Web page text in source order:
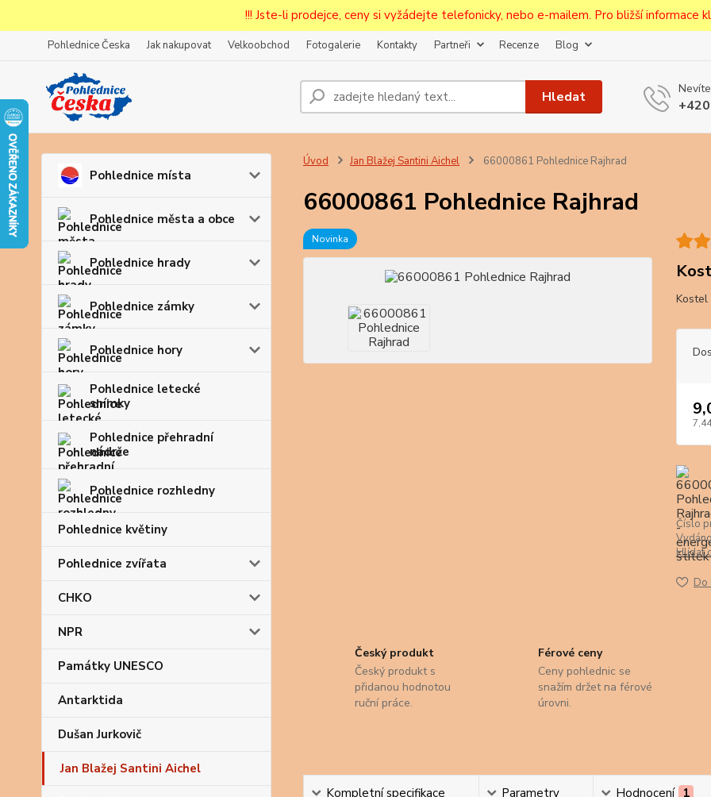
!!! Jste-li prodejce, ceny si vyžádejte telefonicky, nebo e-mailem. Pro bližší informace
Pohlednice Česka Jak nakupovat Velkoobchod Fotogalerie Kontakty Partneři Recenze Blog
Hledat
Pohlednice místa
Pohlednice města a obce
Pohlednice hrady
Pohlednice zámky
Pohlednice hory
Pohlednice letecké
snímky
Pohlednice přehradní
nádrže
Pohlednice rozhledny
Pohlednice květiny
Pohlednice zvířata
CHKO
NPR
Památky UNESCO
Antarktida
Dušan Jurkovič
Jan Blažej Santini Aichel
Úvod Jan Blažej Santini Aichel 66000861 Pohlednice Rajhrad
66000861 Pohlednice Rajhrad
Novinka
Kostel
Číslo
Hlídat
Do
Český produkt
Český produkt s
přidanou hodnotou
ruční práce.
Férové ceny
Ceny pohlednic se
snažím držet na férové
úrovni.
Kompletní specifikace Parametry Hodnocení 1
Prodejcům bude po zaregistrování nastavena sleva, případně upravena
první objednávce.
Souhlasím sezpracováním osobních údajůpro účely registrace.